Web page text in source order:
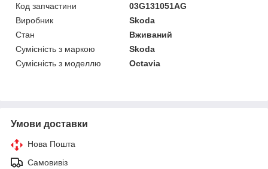
Код запчастини
03G131051AG
Виробник
Skoda
Стан
Вживаний
Сумісність з маркою
Skoda
Сумісність з моделлю
Octavia
Умови доставки
Нова Пошта
Самовивіз